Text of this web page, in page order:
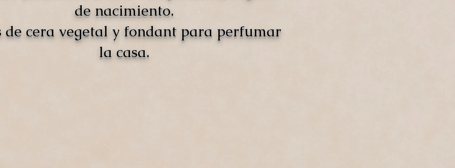
de nacimiento.
de cera vegetal y fondant para perfumar
la casa.